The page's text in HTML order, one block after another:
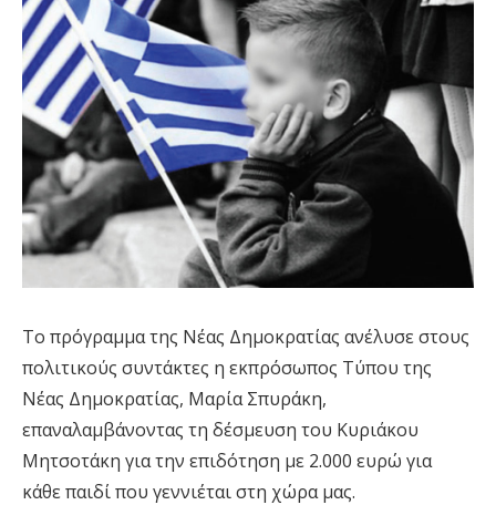
Το πρόγραμμα της Νέας Δημοκρατίας ανέλυσε στους
πολιτικούς συντάκτες η εκπρόσωπος Τύπου της
Νέας Δημοκρατίας, Μαρία Σπυράκη,
επαναλαμβάνοντας τη δέσμευση του Κυριάκου
Μητσοτάκη για την επιδότηση με 2.000 ευρώ για
κάθε παιδί που γεννιέται στη χώρα μας.